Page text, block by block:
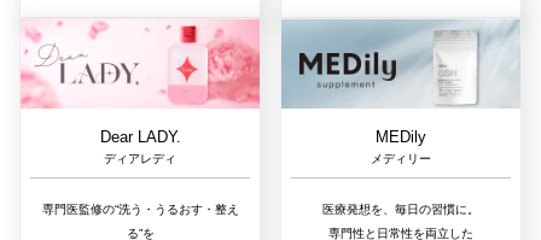
Dear LADY.
ディアレディ
専門医監修の“洗う・うるおす・整え
る”を
MEDily
メディリー
医療発想を、毎日の習慣に。
専門性と日常性を両立した